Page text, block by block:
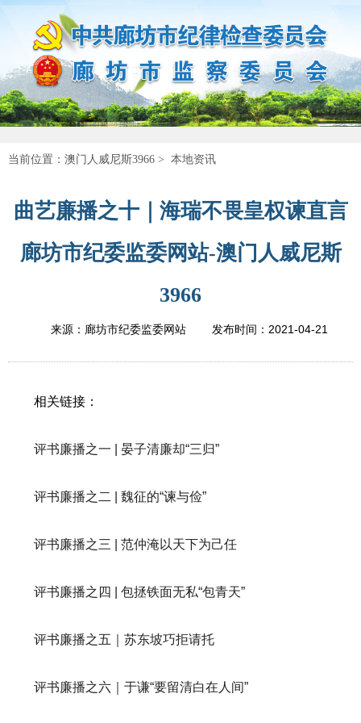
当前位置： 澳门人威尼斯3966 > 本地资讯
曲艺廉播之十｜海瑞不畏皇权谏直言
廊坊市纪委监委网站-澳门人威尼斯
3966
来源：廊坊市纪委监委网站 发布时间： 2021-04-21
相关链接：
评书廉播之一 | 晏子清廉却“三归”
评书廉播之二 | 魏征的“谏与俭”
评书廉播之三 | 范仲淹以天下为己任
评书廉播之四 | 包拯铁面无私“包青天”
评书廉播之五｜苏东坡巧拒请托
评书廉播之六｜于谦“要留清白在人间”